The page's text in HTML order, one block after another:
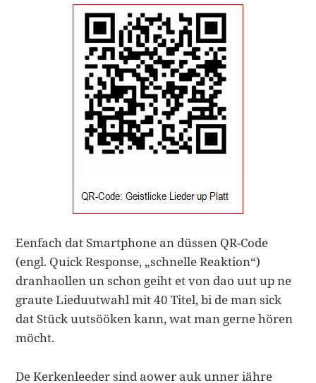
Eenfach dat Smartphone an düssen QR-Code
(engl. Quick Response, „schnelle Reaktion“)
dranhaollen un schon geiht et von dao uut up ne
graute Lieduutwahl mit 40 Titel, bi de man sick
dat Stück uutsööken kann, wat man gerne hören
möcht.
De Kerkenleeder sind aower auk unner iähre